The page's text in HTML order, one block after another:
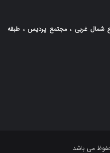
شمال غربی ، مجتمع پردیس ، طبقه
می باشد